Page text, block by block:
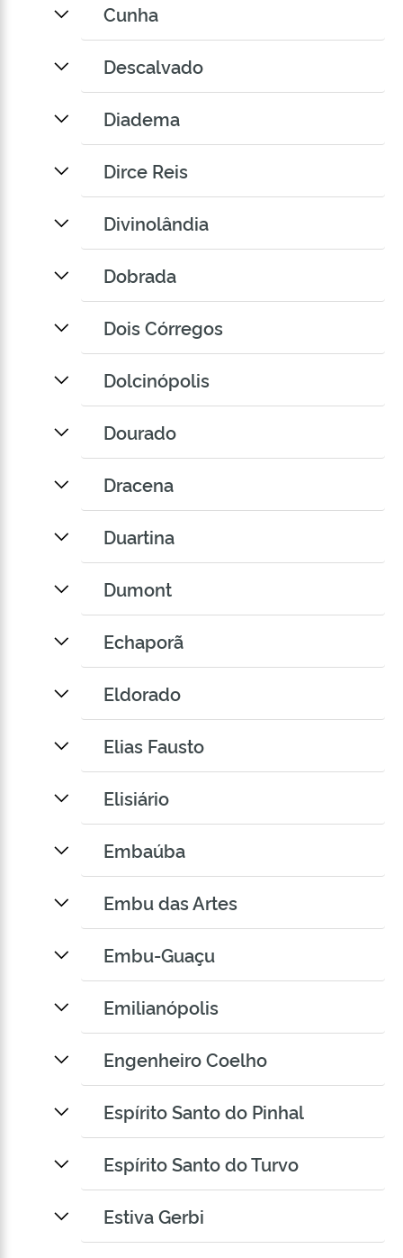
Cunha
Descalvado
Diadema
Dirce Reis
Divinolândia
Dobrada
Dois Córregos
Dolcinópolis
Dourado
Dracena
Duartina
Dumont
Echaporã
Eldorado
Elias Fausto
Elisiário
Embaúba
Embu das Artes
Embu-Guaçu
Emilianópolis
Engenheiro Coelho
Espírito Santo do Pinhal
Espírito Santo do Turvo
Estiva Gerbi